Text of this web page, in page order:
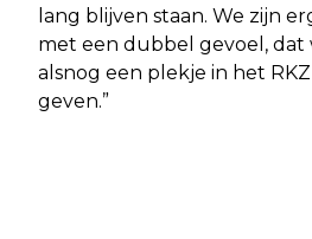
lang blijven staan. We zijn
met een dubbel gevoel,
alsnog een plekje in het
geven.”